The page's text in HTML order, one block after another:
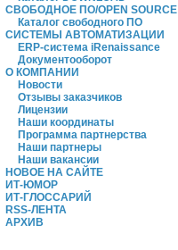
СВОБОДНОЕ ПО/OPEN SOURCE
Каталог свободного ПО
СИСТЕМЫ АВТОМАТИЗАЦИИ
ERP-система iRenaissance
Документооборот
О КОМПАНИИ
Новости
Отзывы заказчиков
Лицензии
Наши координаты
Программа партнерства
Наши партнеры
Наши вакансии
НОВОЕ НА САЙТЕ
ИТ-ЮМОР
ИТ-ГЛОССАРИЙ
RSS-ЛЕНТА
АРХИВ